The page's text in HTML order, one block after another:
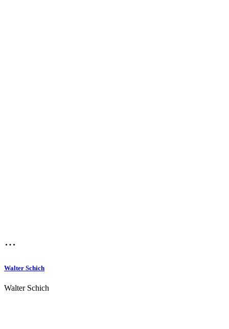
Walter Schich
Walter Schich